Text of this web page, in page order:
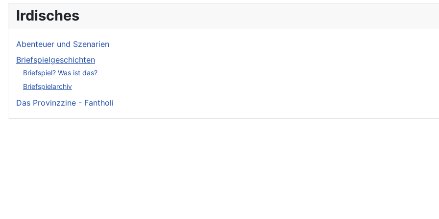
Irdisches
Abenteuer und Szenarien
Briefspielgeschichten
Briefspiel? Was ist das?
Briefspielarchiv
Das Provinzzine - Fantholi